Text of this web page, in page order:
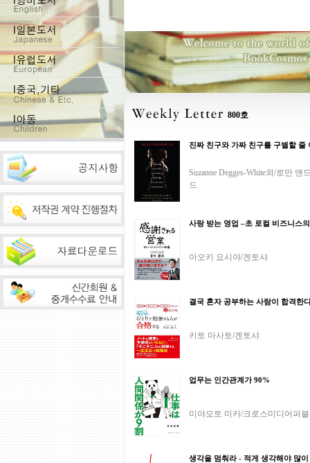
800호
진짜 친구와 가짜 친구를 구별할 줄
Suzanne Degges-White외/로만 앤
드
사랑 받는 영업 –초 로컬 비즈니스
아오키 요시야/겐토샤
결국 혼자 공부하는 사람이 합격한
키토 마사토/겐토샤
업무는 인간관계가 90%
미야모토 미카/크로스미디어퍼
생각을 멈춰라 - 적게 생각해야 많